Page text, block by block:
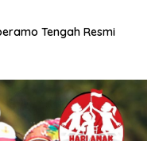
Tengah Resmi